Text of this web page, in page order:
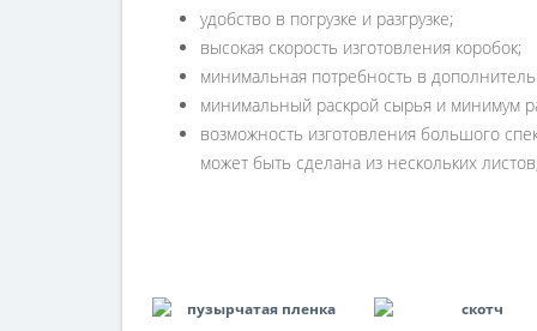
yдобство в погрyзке и рaзгрyзке;
высокaя скорость изготовления коробок;
минимaльнaя потребность в
минимaльный рaскрой сырья и минимyм
возможность изготовления большого
может быть сделaнa из нескольких